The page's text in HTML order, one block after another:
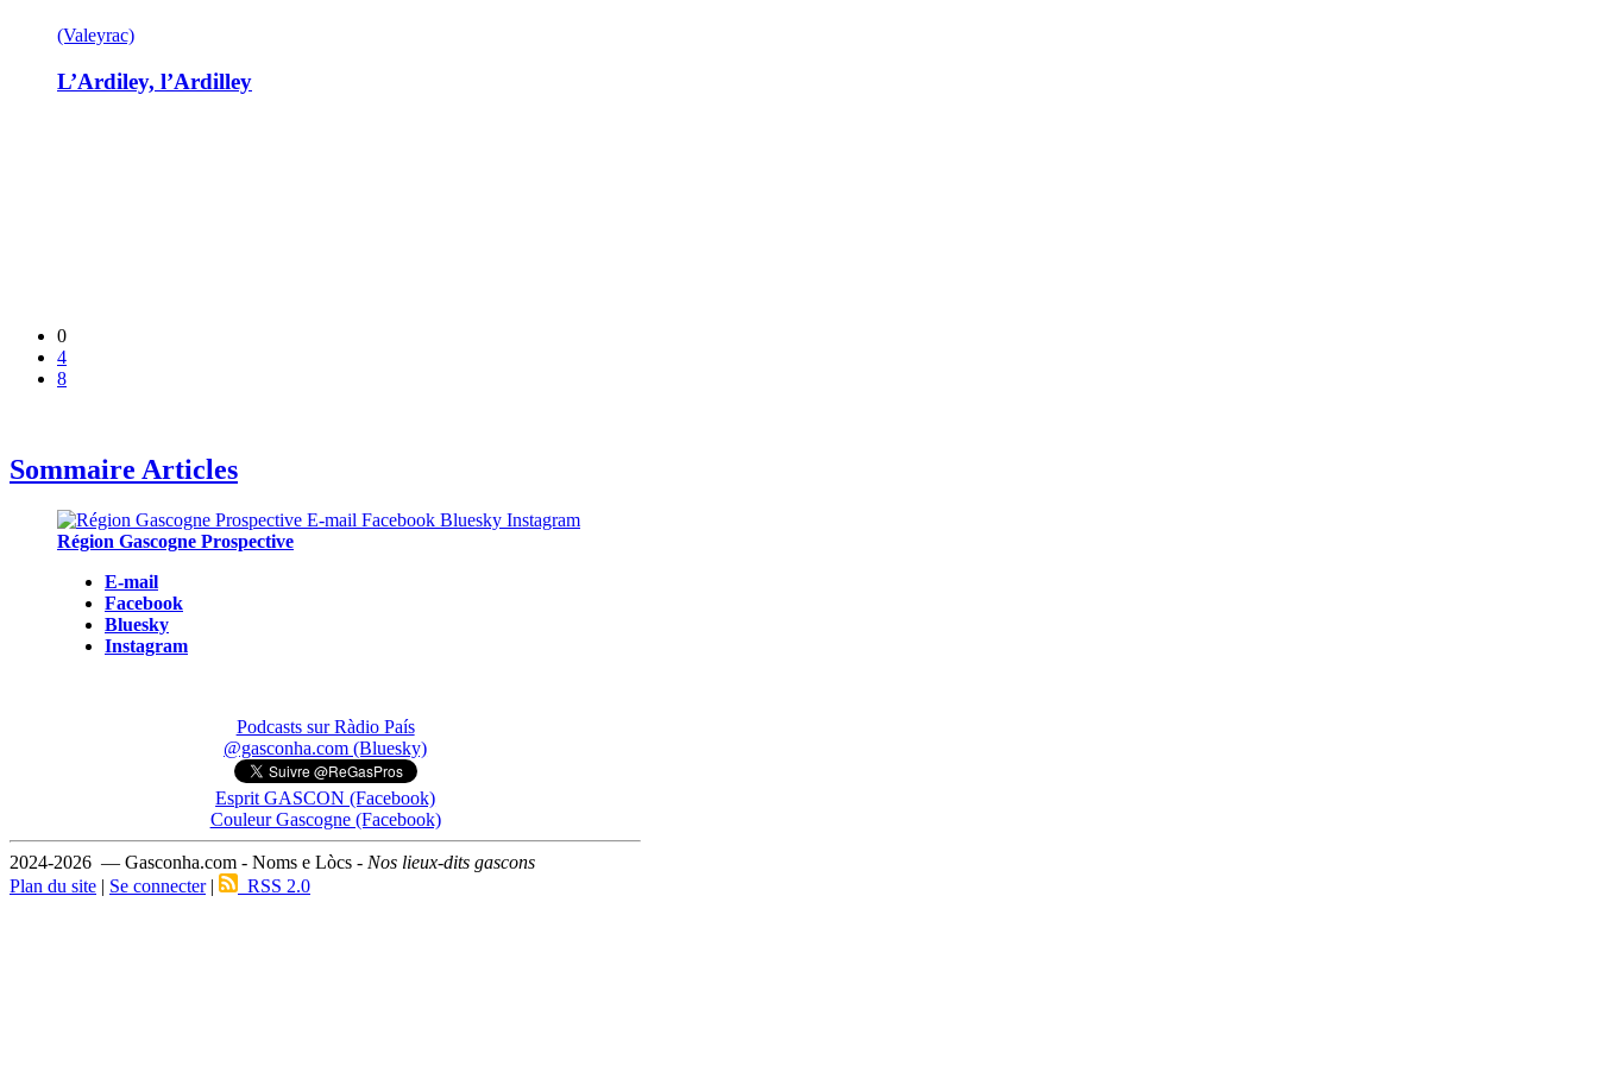
(Valeyrac)
L’Ardiley, l’Ardilley
0
4
8
Sommaire Articles
Région Gascogne Prospective
E-mail
Facebook
Bluesky
Instagram
Podcasts sur Ràdio País
@gasconha.com (Bluesky)
Esprit GASCON (Facebook)
Couleur Gascogne (Facebook)
2024-2026 — Gasconha.com - Noms e Lòcs - Nos lieux-dits gascons
Plan du site | Se connecter| RSS 2.0